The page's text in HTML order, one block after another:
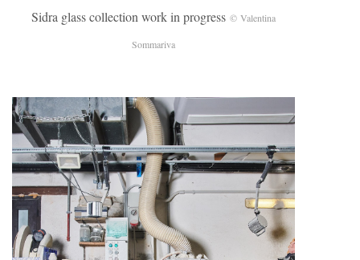
Sidra glass collection work in progress © Valentina
Sommariva